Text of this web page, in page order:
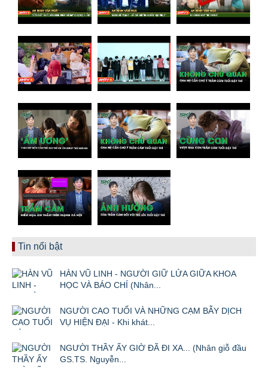
Tin nổi bật
HÀN VŨ LINH - NGƯỜI GIỮ LỬA GIỮA KHOA
HỌC VÀ BÁO CHÍ (Nhân...
NGƯỜI CAO TUỔI VÀ NHỮNG CẠM BẪY DỊCH
VỤ HIỆN ĐẠI - Khi khát...
NGƯỜI THẦY ẤY GIỜ ĐÃ ĐI XA... (Nhân giỗ đầu
GS.TS. Nguyễn...